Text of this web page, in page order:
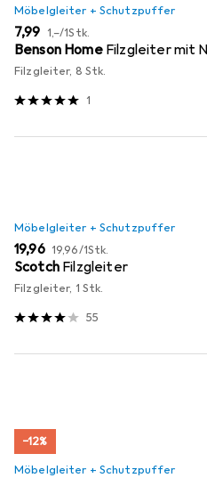
Möbelgleiter + Schutzpuffer
EUR
7,99 EUR
1,–/1Stk.
Benson Home Filzgleiter mit
Filzgleiter, 8 Stk.
1
Möbelgleiter + Schutzpuffer
EUR
19,96 EUR
19,96/1Stk.
Scotch Filzgleiter
Filzgleiter, 1 Stk.
55
−12%
Möbelgleiter + Schutzpuffer